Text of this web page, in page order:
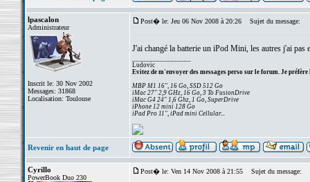
lpascalon
Administrateur
Inscrit le: 30 Nov 2002
Messages: 31868
Localisation: Toulouse
Post� le: Jeu 06 Nov 2008 à 20:26 Sujet du message:
J'ai changé la batterie un iPod Mini, les autres j'ai pas
Ludovic
Evitez de m'envoyer des messages perso sur le forum. Je préfère
MBP M1 16", 16 Go, SSD 512 Go
iMac 27" 2,9 GHz, 16 Go, 3 To FusionDrive
iMac G4 24" 1,6 Ghz, 1 Go, SuperDrive
iPhone 12 mini 128 Go
iPad Pro 11", iPad mini Cellular...
Revenir en haut de page
Cyrillo
PowerBook Duo 230
Post� le: Ven 14 Nov 2008 à 21:55 Sujet du message: